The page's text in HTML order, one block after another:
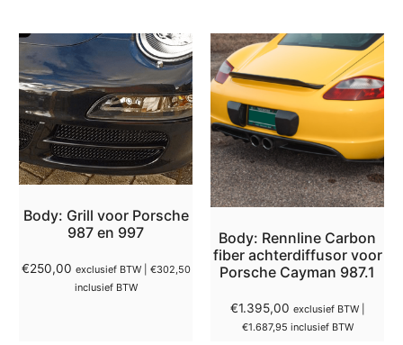
Body: Grill voor Porsche
987 en 997
€250,00 exclusief BTW | €302,50
inclusief BTW
Body: Rennline Carbon
fiber achterdiffusor voor
Porsche Cayman 987.1
€1.395,00 exclusief BTW |
€1.687,95 inclusief BTW